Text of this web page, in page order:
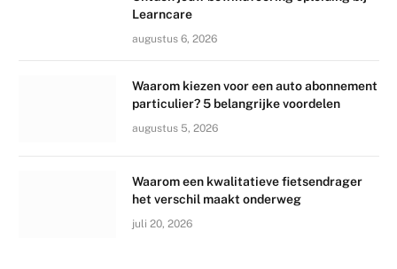
Learncare
augustus 6, 2026
Waarom kiezen voor een auto abonnement
particulier? 5 belangrijke voordelen
augustus 5, 2026
Waarom een kwalitatieve fietsendrager
het verschil maakt onderweg
juli 20, 2026